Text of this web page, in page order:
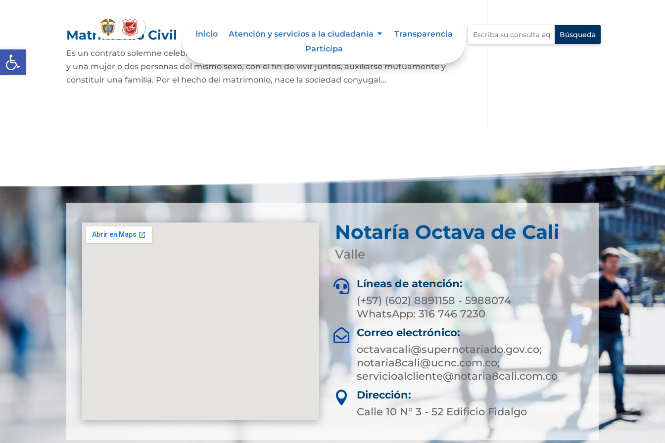
Abrir barra de herramientas
Inicio Atención y servicios a la ciudadanía
Transparencia
Participa
Matrimonio Civil
Es un contrato solemne celebrado ante juez o notario, por el cual se unen legalmente un hombre
y una mujer o dos personas del mismo sexo, con el fin de vivir juntos, auxiliarse mutuamente y
constituir una familia. Por el hecho del matrimonio, nace la sociedad conyugal...
Notaría Octava de Cali
Valle

Líneas de atención:
(+57) (602) 8891158 - 5988074
WhatsApp: 316 746 7230

Correo electrónico:
octavacali@supernotariado.gov.co;
notaria8cali@ucnc.com.co;
servicioalcliente@notaria8cali.com.co

Dirección:
Calle 10 N° 3 - 52 Edificio Fidalgo